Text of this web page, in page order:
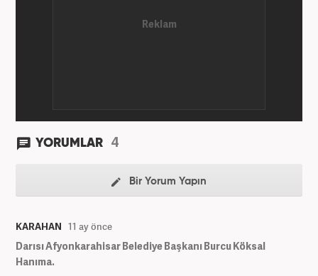
YORUMLAR 4
Bir Yorum Yapın
KARAHAN 11 ay önce
Darısı Afyonkarahisar Belediye Başkanı Burcu Köksal
Hanıma.